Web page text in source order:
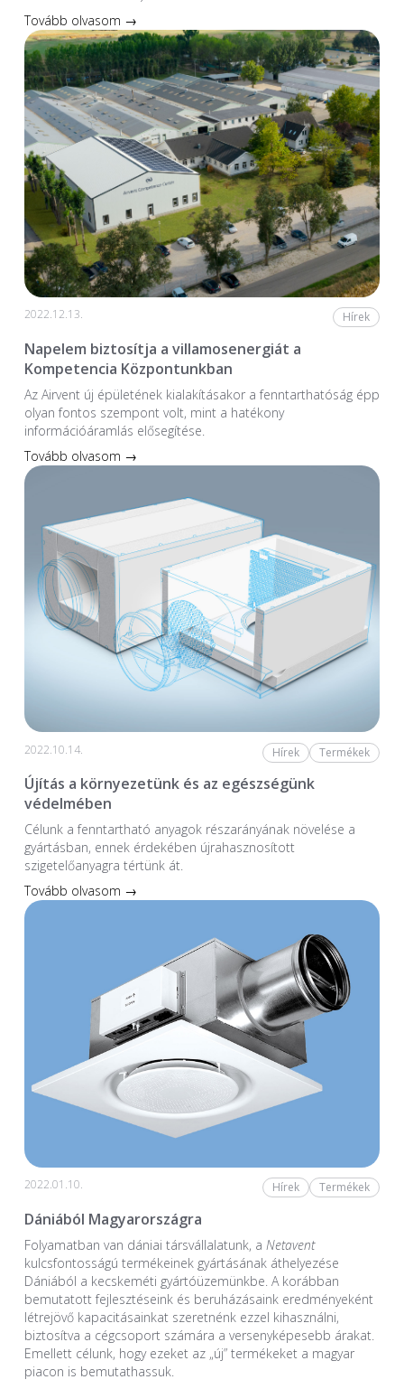
Tovább olvasom →
2022.12.13. Hírek
Napelem biztosítja a villamosenergiát a
Kompetencia Központunkban
Az Airvent új épületének kialakításakor a fenntarthatóság épp
olyan fontos szempont volt, mint a hatékony
információáramlás elősegítése.
Tovább olvasom →
2022.10.14. Hírek Termékek
Újítás a környezetünk és az egészségünk
védelmében
Célunk a fenntartható anyagok részarányának növelése a
gyártásban, ennek érdekében újrahasznosított
szigetelőanyagra tértünk át.
Tovább olvasom →
2022.01.10. Hírek Termékek
Dániából Magyarországra
Folyamatban van dániai társvállalatunk, a Netavent
kulcsfontosságú termékeinek gyártásának áthelyezése
Dániából a kecskeméti gyártóüzemünkbe. A korábban
bemutatott fejlesztéseink és beruházásaink eredményeként
létrejövő kapacitásainkat szeretnénk ezzel kihasználni,
biztosítva a cégcsoport számára a versenyképesebb árakat.
Emellett célunk, hogy ezeket az „új” termékeket a magyar
piacon is bemutathassuk.